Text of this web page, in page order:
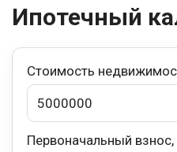
Ипотечный
Стоимость
Первоначальный взнос,